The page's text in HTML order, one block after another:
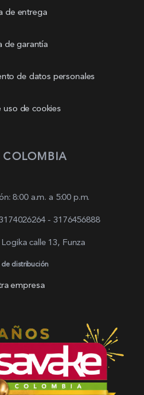
de entrega
de garantía
de datos personales
uso de cookies
COLOMBIA
8:00 a.m. a 5:00 p.m.
- 3176456888
calle 13, Funza
de distribución
empresa